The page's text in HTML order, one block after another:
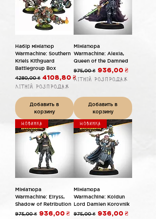
Набір мініатюр
Warmachine: Southern
Kriels Kithguard
Battlegroup Box
Обычная цена
4280,00 ₴ Цена со скидкой
4108,80 ₴
Літній розпродаж
Добавить в
корзину
Мініатюра
Warmachine: Alexia,
Queen of the Damned
Обычная цена
975,00 ₴ Цена со скидкой
936,00 ₴
Літній розпродаж
Добавить в
корзину
Новинка
Мініатюра
Warmachine: Eiryss,
Shadow of Retribution
Обычная цена
975,00 ₴ Цена со скидкой
936,00 ₴
Новинка
Мініатюра
Warmachine: Koldun
Lord Damien Korovnik
Обычная цена
975,00 ₴ Цена со скидкой
936,00 ₴